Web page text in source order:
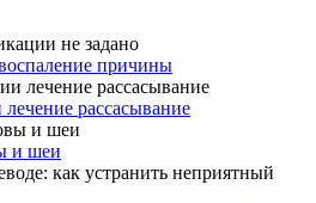
причины
рассасывание
и шеи